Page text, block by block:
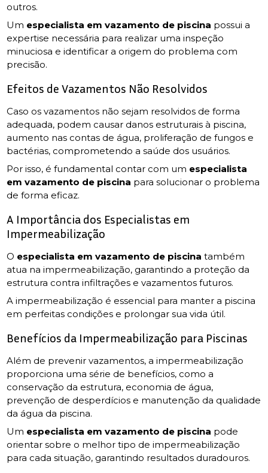
outros.
Um especialista em vazamento de piscina possui a
expertise necessária para realizar uma inspeção
minuciosa e identificar a origem do problema com
precisão.
Efeitos de Vazamentos Não Resolvidos
Caso os vazamentos não sejam resolvidos de forma
adequada, podem causar danos estruturais à piscina,
aumento nas contas de água, proliferação de fungos e
bactérias, comprometendo a saúde dos usuários.
Por isso, é fundamental contar com um especialista
em vazamento de piscina para solucionar o problema
de forma eficaz.
A Importância dos Especialistas em
Impermeabilização
O especialista em vazamento de piscina também
atua na impermeabilização, garantindo a proteção da
estrutura contra infiltrações e vazamentos futuros.
A impermeabilização é essencial para manter a piscina
em perfeitas condições e prolongar sua vida útil.
Benefícios da Impermeabilização para Piscinas
Além de prevenir vazamentos, a impermeabilização
proporciona uma série de benefícios, como a
conservação da estrutura, economia de água,
prevenção de desperdícios e manutenção da qualidade
da água da piscina.
Um especialista em vazamento de piscina pode
orientar sobre o melhor tipo de impermeabilização
para cada situação, garantindo resultados duradouros.